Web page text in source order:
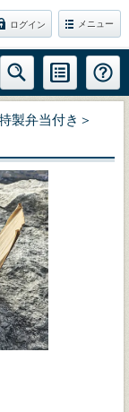
ログイン メニュー
製弁当付き＞